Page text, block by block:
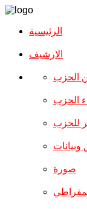
الرئيسية
الارشیف
الحزب
الحزب
للحزب
وبيانات
صورة